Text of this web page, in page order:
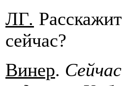
ЛГ.
сейчас?
Винер.